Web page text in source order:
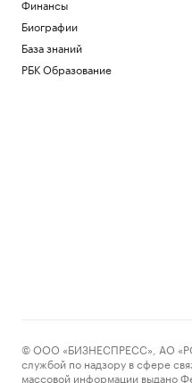
Финансы
Биографии
База знаний
РБК Образование
© ООО «БИЗНЕСПРЕСС», АО
службой по надзору в сфере
массовой информации выдано